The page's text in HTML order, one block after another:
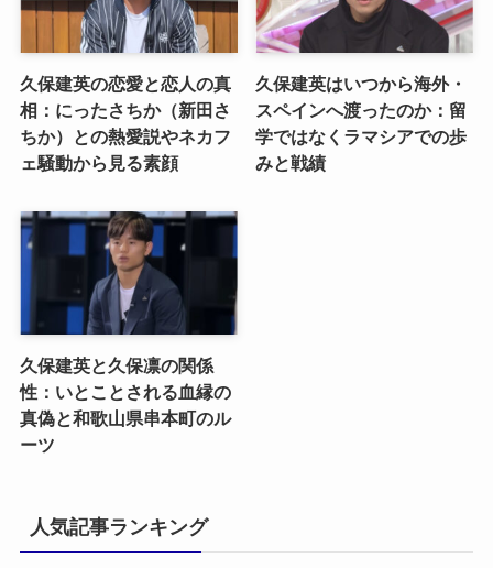
久保建英の恋愛と恋人の真
相：にったさちか（新田さ
ちか）との熱愛説やネカフ
ェ騒動から見る素顔
久保建英はいつから海外・
スペインへ渡ったのか：留
学ではなくラマシアでの歩
みと戦績
久保建英と久保凛の関係
性：いとことされる血縁の
真偽と和歌山県串本町のル
ーツ
人気記事ランキング